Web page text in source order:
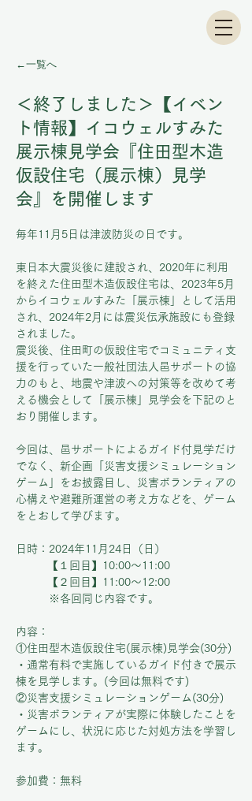
←一覧へ
＜終了しました＞【イベン
ト情報】イコウェルすみた
展示棟見学会『住田型木造
仮設住宅（展示棟）見学
会』を開催します
毎年11月5日は津波防災の日です。
東日本大震災後に建設され、2020年に利用
を終えた住田型木造仮設住宅は、2023年5月
からイコウェルすみた「展示棟」として活用
され、2024年2月には震災伝承施設にも登録
されました。
震災後、住田町の仮設住宅でコミュニティ支
援を行っていた一般社団法人邑サポートの協
力のもと、地震や津波への対策等を改めて考
える機会として「展示棟」見学会を下記のと
おり開催します。
今回は、邑サポートによるガイド付見学だけ
でなく、新企画「災害支援シミュレーション
ゲーム」をお披露目し、災害ボランティアの
心構えや避難所運営の考え方などを、ゲーム
をとおして学びます。
日時：2024年11月24日（日）
	【１回目】10:00～11:00
	【２回目】11:00～12:00
※各回同じ内容です。
内容：
①住田型木造仮設住宅(展示棟)見学会(30分)
・通常有料で実施しているガイド付きで展示
棟を見学します。(今回は無料です)
②災害支援シミュレーションゲーム(30分)
・災害ボランティアが実際に体験したことを
ゲームにし、状況に応じた対処方法を学習し
ます。
参加費：無料